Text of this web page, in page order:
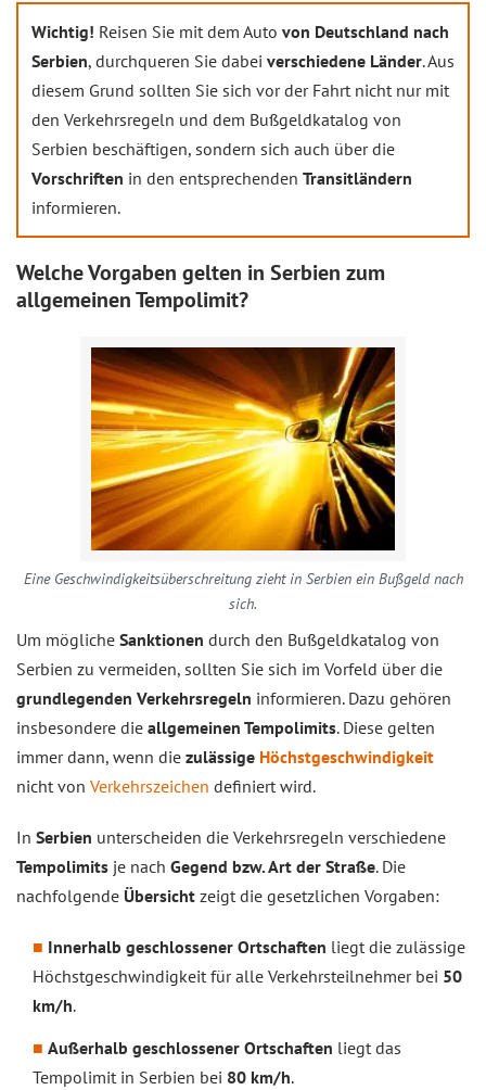
Wichtig! Reisen Sie mit dem Auto von Deutschland nach
Serbien, durchqueren Sie dabei verschiedene Länder. Aus
diesem Grund sollten Sie sich vor der Fahrt nicht nur mit
den Verkehrsregeln und dem Bußgeldkatalog von
Serbien beschäftigen, sondern sich auch über die
Vorschriften in den entsprechenden Transitländern
informieren.
Welche Vorgaben gelten in Serbien zum
allgemeinen Tempolimit?
Eine Geschwindigkeitsüberschreitung zieht in Serbien ein Bußgeld nach
sich.
Um mögliche Sanktionen durch den Bußgeldkatalog von
Serbien zu vermeiden, sollten Sie sich im Vorfeld über die
grundlegenden Verkehrsregeln informieren. Dazu gehören
insbesondere die allgemeinen Tempolimits. Diese gelten
immer dann, wenn die zulässige Höchstgeschwindigkeit
nicht von Verkehrszeichen definiert wird.
In Serbien unterscheiden die Verkehrsregeln verschiedene
Tempolimits je nach Gegend bzw. Art der Straße. Die
nachfolgende Übersicht zeigt die gesetzlichen Vorgaben:
Innerhalb geschlossener Ortschaften liegt die zulässige
Höchstgeschwindigkeit für alle Verkehrsteilnehmer bei 50
km/h.
Außerhalb geschlossener Ortschaften liegt das
Tempolimit in Serbien bei 80 km/h.